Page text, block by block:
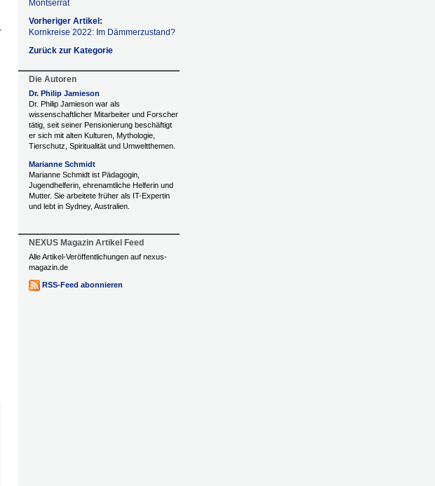
Montserrat
Vorheriger Artikel:
Kornkreise 2022: Im Dämmerzustand?
Zurück zur Kategorie
Die Autoren
Dr. Philip Jamieson
Dr. Philip Jamieson war als
wissenschaftlicher Mitarbeiter und Forscher
tätig, seit seiner Pensionierung beschäftigt
er sich mit alten Kulturen, Mythologie,
Tierschutz, Spiritualität und Umweltthemen.
Marianne Schmidt
Marianne Schmidt ist Pädagogin,
Jugendhelferin, ehrenamtliche Helferin und
Mutter. Sie arbeitete früher als IT-Expertin
und lebt in Sydney, Australien.
NEXUS Magazin Artikel Feed
Alle Artikel-Veröffentlichungen auf nexus-
magazin.de
RSS-Feed abonnieren